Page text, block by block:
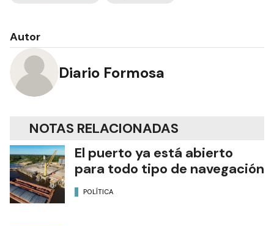
Autor
Diario Formosa
NOTAS RELACIONADAS
El puerto ya está abierto
para todo tipo de navegación
POLÍTICA